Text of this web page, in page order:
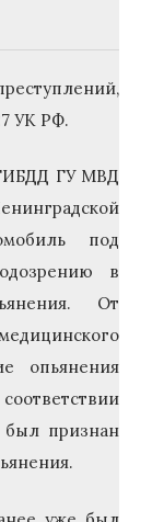
УК РФ.
ГИБДД ГУ МВД
под
в
От
опьянения
признан